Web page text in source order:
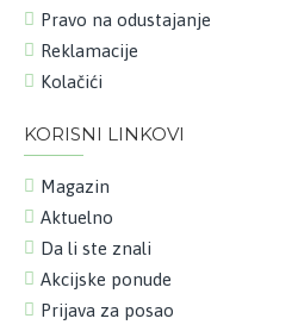
Pravo na odustajanje
Reklamacije
Kolačići
KORISNI LINKOVI
Magazin
Aktuelno
Da li ste znali
Akcijske ponude
Prijava za posao